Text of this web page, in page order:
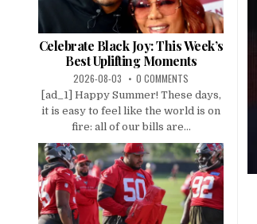
Celebrate Black Joy: This Week’s
Best Uplifting Moments
2026-08-03 0 COMMENTS
[ad_1] Happy Summer! These days,
it is easy to feel like the world is on
fire: all of our bills are...